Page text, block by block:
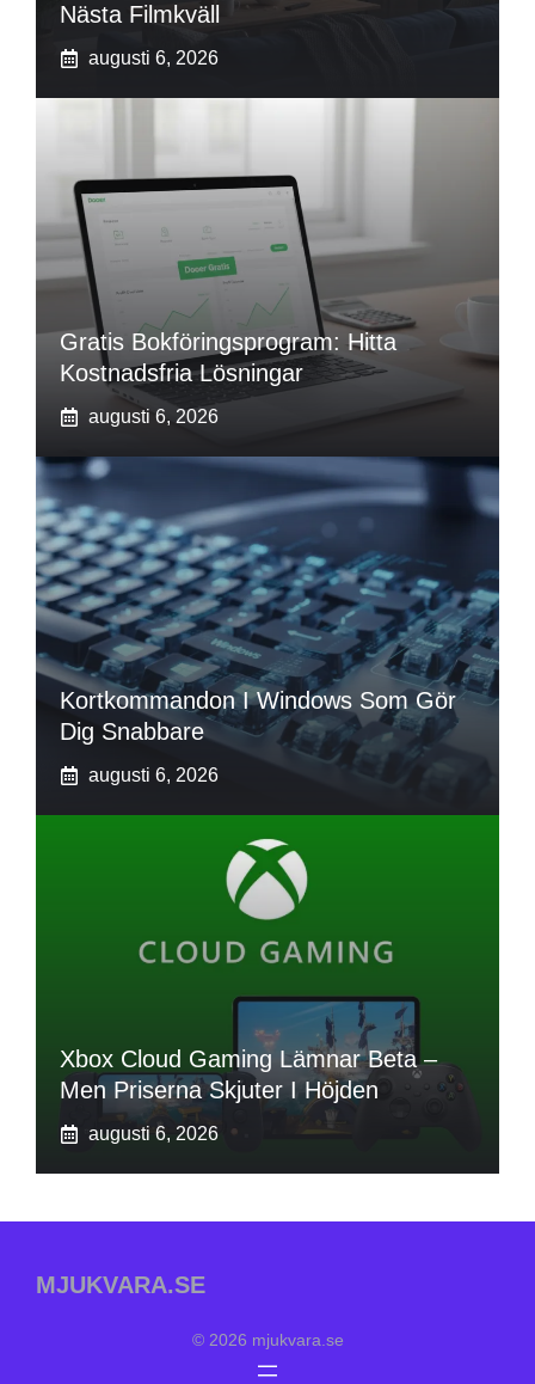
Nästa Filmkväll
augusti 6, 2026
Gratis Bokföringsprogram: Hitta
Kostnadsfria Lösningar
augusti 6, 2026
Kortkommandon I Windows Som Gör
Dig Snabbare
augusti 6, 2026
Xbox Cloud Gaming Lämnar Beta –
Men Priserna Skjuter I Höjden
augusti 6, 2026
MJUKVARA.SE
© 2026 mjukvara.se